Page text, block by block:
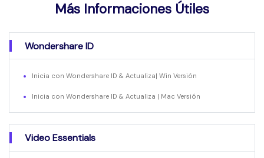
Más Informaciones Útiles
Wondershare ID
Inicia con Wondershare ID & Actualiza| Win Versión
Inicia con Wondershare ID & Actualiza | Mac Versión
Video Essentials